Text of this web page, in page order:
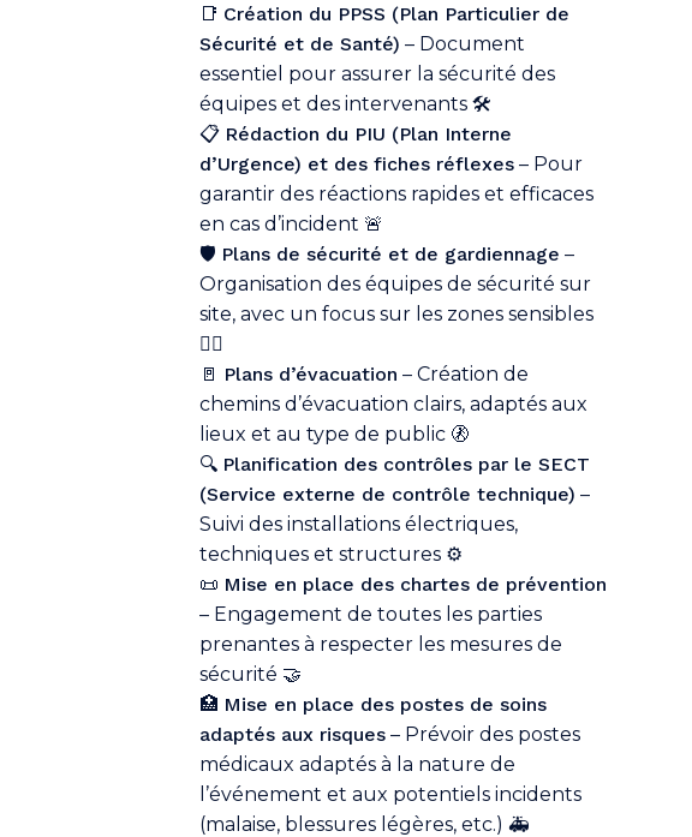
📑 Création du PPSS (Plan Particulier de
Sécurité et de Santé) – Document
essentiel pour assurer la sécurité des
équipes et des intervenants 🛠️
📋 Rédaction du PIU (Plan Interne
d’Urgence) et des fiches réflexes – Pour
garantir des réactions rapides et efficaces
en cas d’incident 🚨
🛡️ Plans de sécurité et de gardiennage –
Organisation des équipes de sécurité sur
site, avec un focus sur les zones sensibles
👮‍♂️
🚪 Plans d’évacuation – Création de
chemins d’évacuation clairs, adaptés aux
lieux et au type de public 🚷
🔍 Planification des contrôles par le SECT
(Service externe de contrôle technique) –
Suivi des installations électriques,
techniques et structures ⚙️
📜 Mise en place des chartes de prévention
– Engagement de toutes les parties
prenantes à respecter les mesures de
sécurité 🤝
🏥 Mise en place des postes de soins
adaptés aux risques – Prévoir des postes
médicaux adaptés à la nature de
l’événement et aux potentiels incidents
(malaise, blessures légères, etc.) 🚑